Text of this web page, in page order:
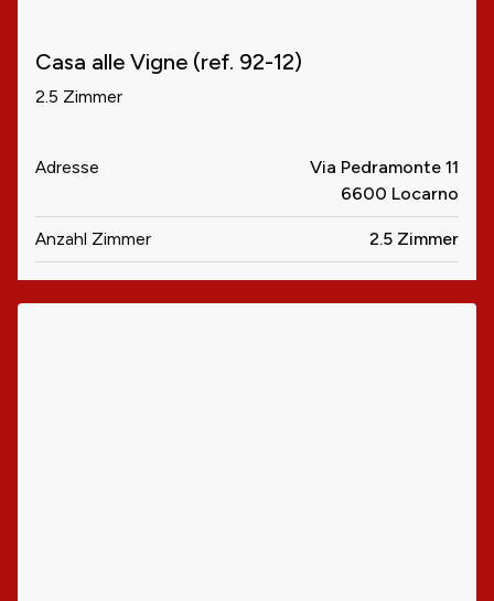
Casa alle Vigne (ref. 92-12)
2.5 Zimmer
Adresse
Via Pedramonte 11
6600 Locarno
Anzahl Zimmer 2.5 Zimmer